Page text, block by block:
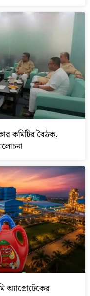
কমিটির বৈঠক,
অ্যাগ্রোটেকের